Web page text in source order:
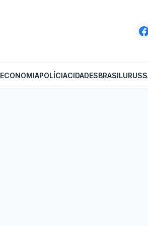
ECONOMIAPOLÍCIACIDADESBRASIL